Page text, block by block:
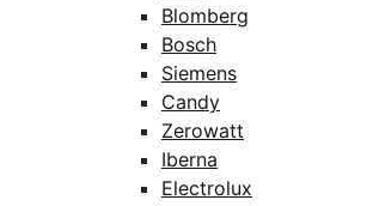
Blomberg
Bosch
Siemens
Candy
Zerowatt
Iberna
Electrolux